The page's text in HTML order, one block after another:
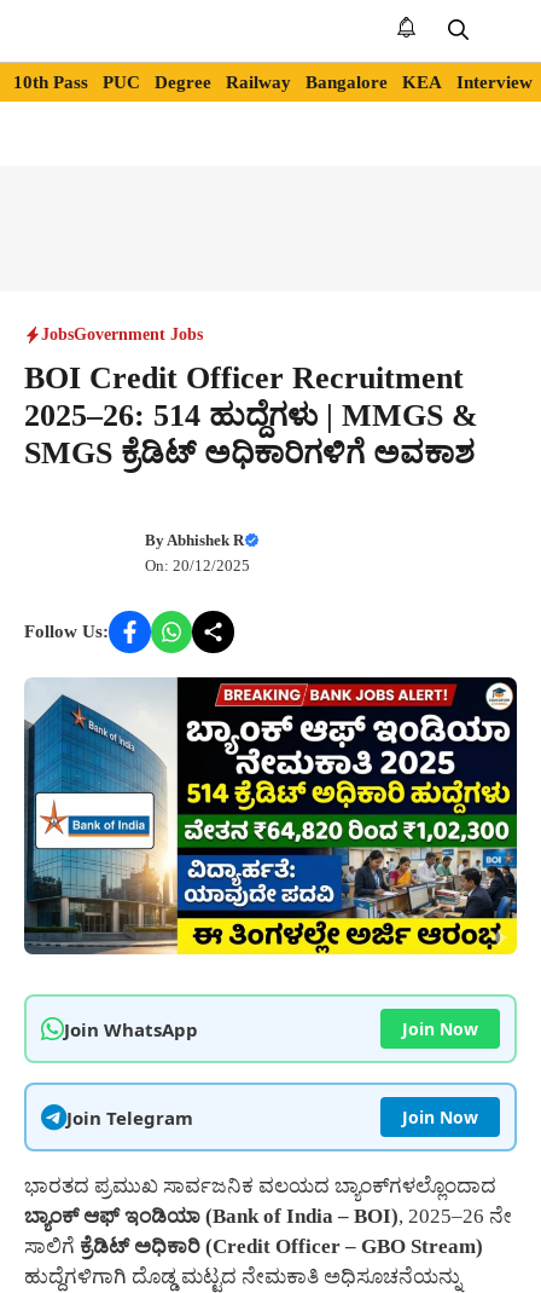
content
10th Pass PUC Degree Railway Bangalore KEA Interview
JobsGovernment Jobs
BOI Credit Officer Recruitment
2025–26: 514 ಹುದ್ದೆಗಳು | MMGS &
SMGS ಕ್ರೆಡಿಟ್ ಅಧಿಕಾರಿಗಳಿಗೆ ಅವಕಾಶ
ByAbhishek R
On: 20/12/2025
Follow Us:
Join WhatsApp Join Now
Join Telegram Join Now
ಭಾರತದ ಪ್ರಮುಖ ಸಾರ್ವಜನಿಕ ವಲಯದ ಬ್ಯಾಂಕ್‌ಗಳಲ್ಲೊಂದಾದ
ಬ್ಯಾಂಕ್ ಆಫ್ ಇಂಡಿಯಾ (Bank of India – BOI), 2025–26 ನೇ
ಸಾಲಿಗೆ ಕ್ರೆಡಿಟ್ ಅಧಿಕಾರಿ (Credit Officer – GBO Stream)
ಹುದ್ದೆಗಳಿಗಾಗಿ ದೊಡ್ಡ ಮಟ್ಟದ ನೇಮಕಾತಿ ಅಧಿಸೂಚನೆಯನ್ನು